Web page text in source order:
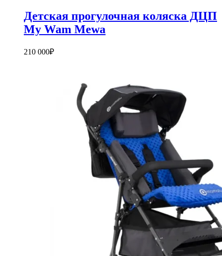
Детская прогулочная коляска ДЦП
My Wam Mewa
210 000₽